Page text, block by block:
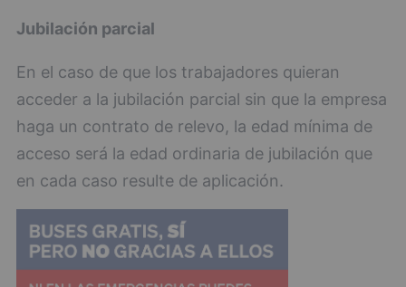
Jubilación parcial
En el caso de que los trabajadores quieran
acceder a la jubilación parcial sin que la empresa
haga un contrato de relevo, la edad mínima de
acceso será la edad ordinaria de jubilación que
en cada caso resulte de aplicación.